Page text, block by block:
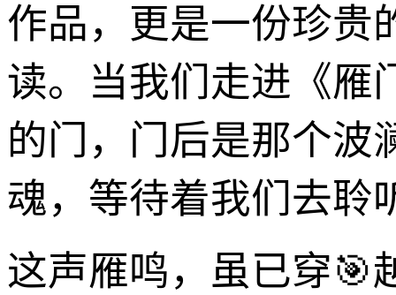
作品，更是一份珍贵
读。当我们走进《雁
的门，门后是那个波
魂，等待着我们去聆
这声雁鸣，虽已穿🎯